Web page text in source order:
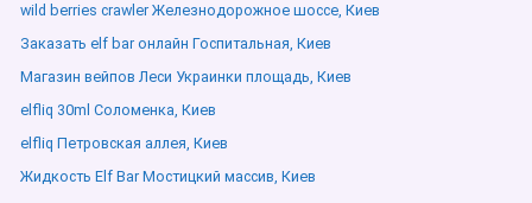
wild berries crawler Железнодорожное шоссе, Киев
Заказать elf bar онлайн Госпитальная, Киев
Магазин вейпов Леси Украинки площадь, Киев
elfliq 30ml Соломенка, Киев
elfliq Петровская аллея, Киев
Жидкость Elf Bar Мостицкий массив, Киев